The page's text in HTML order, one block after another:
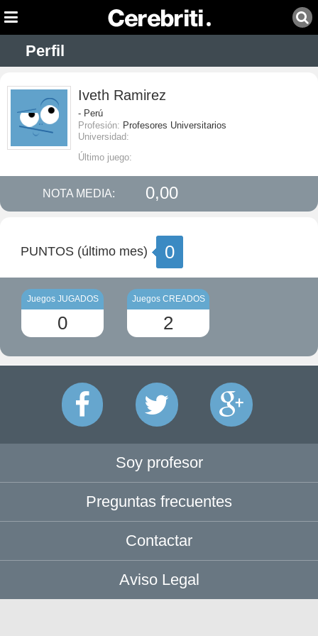
Perfil
Iveth Ramirez
- Perú
Profesión: Profesores Universitarios
Universidad:
Último juego:
NOTA MEDIA: 0,00
PUNTOS (último mes) 0
Juegos JUGADOS
0
Juegos CREADOS
2
Soy profesor
Preguntas frecuentes
Contactar
Aviso Legal